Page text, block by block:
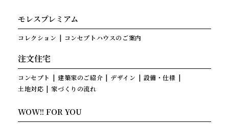
モレスプレミアム
コレクション コンセプトハウスのご案内
注文住宅
コンセプト 建築家のご紹介 デザイン
設備・仕様
土地対応
家づくりの流れ
WOW!! FOR YOU